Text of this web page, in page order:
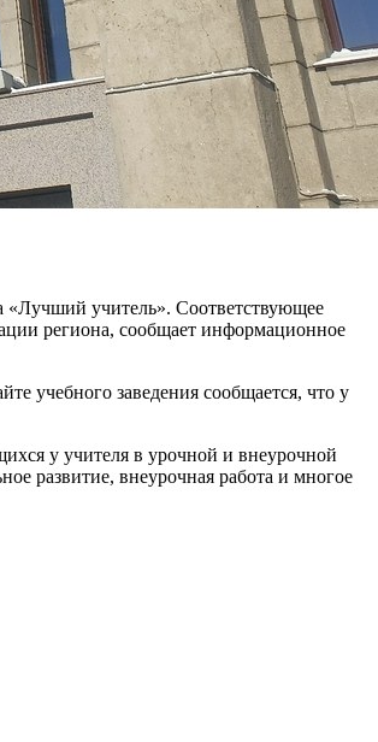
«Лучший учитель». Соответствующее
региона, сообщает информационное
учебного заведения сообщается, что у
у учителя в урочной и внеурочной
развитие, внеурочная работа и многое